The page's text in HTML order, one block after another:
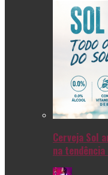
Cerveja Sol
na